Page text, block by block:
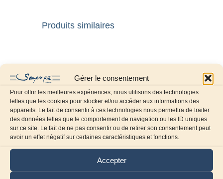
Gérer le consentement
Pour offrir les meilleures expériences, nous utilisons des technologies
telles que les cookies pour stocker et/ou accéder aux informations des
appareils. Le fait de consentir à ces technologies nous permettra de traiter
des données telles que le comportement de navigation ou les ID uniques
sur ce site. Le fait de ne pas consentir ou de retirer son consentement peut
avoir un effet négatif sur certaines caractéristiques et fonctions.
Accepter
Produits similaires